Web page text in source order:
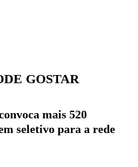
GOSTAR
mais 520
seletivo para a rede